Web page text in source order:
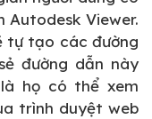
Autodesk Viewer.
tự tạo các đường
đường dẫn này
họ có thể xem
trình duyệt web